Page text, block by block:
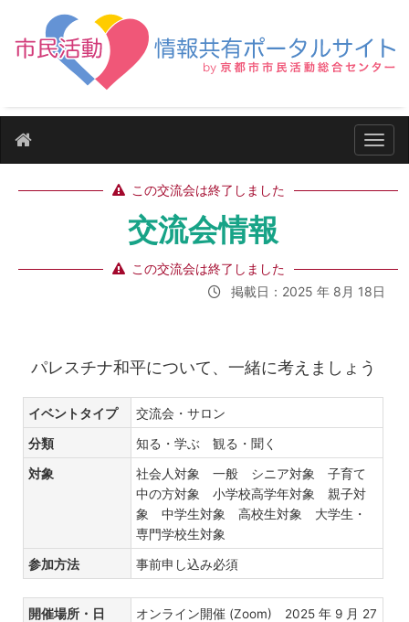
ナビ
この交流会は終了しました
交流会情報
この交流会は終了しました
掲載日：2025 年 8月 18日
パレスチナ和平について、一緒に考えましょう
イベントタイプ 交流会・サロン
分類 知る・学ぶ 観る・聞く
対象
社会人対象 一般 シニア対象 子育て
中の方対象 小学校高学年対象 親子対
象 中学生対象 高校生対象 大学生・
専門学校生対象
参加方法 事前申し込み必須
開催場所・日
オンライン開催 (Zoom) 2025 年 9 月 27